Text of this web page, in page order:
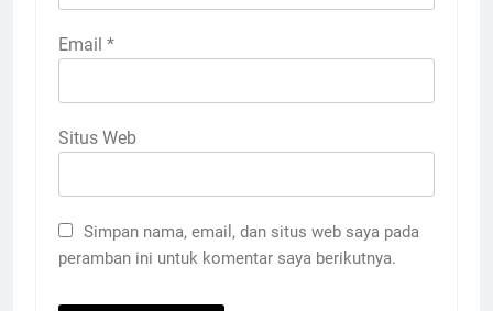
Email *
Situs Web
Simpan nama, email, dan situs web saya pada
peramban ini untuk komentar saya berikutnya.